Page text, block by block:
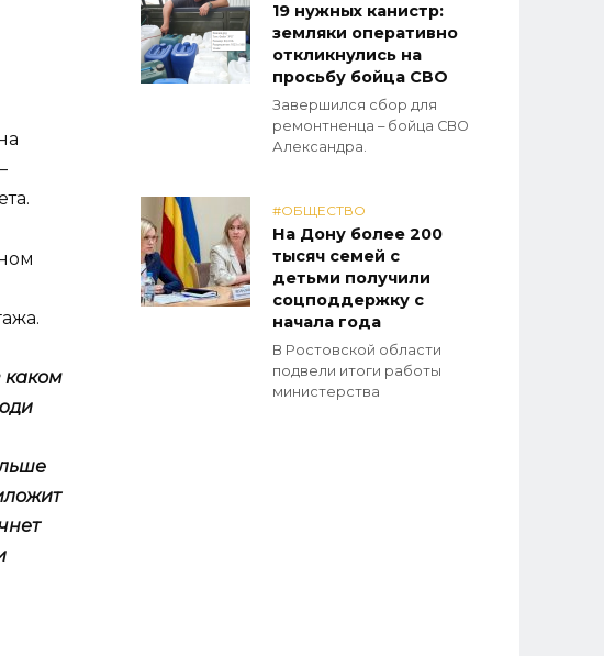
каком
19 нужных канистр:
земляки оперативно
откликнулись на
просьбу бойца СВО
Завершился сбор для
ремонтненца – бойца СВО
Александра.
#ОБЩЕСТВО
На Дону более 200
тысяч семей с
детьми получили
соцподдержку с
начала года
В Ростовской области
подвели итоги работы
министерства